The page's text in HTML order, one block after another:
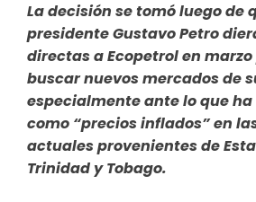
La decisión se tomó luego de
presidenteGustavo Petro
directas a Ecopetrol en
buscar nuevos mercados de
especialmente ante lo que
como “precios inflados” en
actuales provenientes de
Trinidad y Tobago.